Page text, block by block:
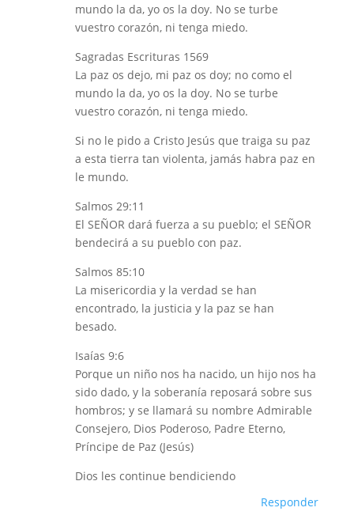
mundo la da, yo os la doy. No se turbe
vuestro corazón, ni tenga miedo.
Sagradas Escrituras 1569
La paz os dejo, mi paz os doy; no como el
mundo la da, yo os la doy. No se turbe
vuestro corazón, ni tenga miedo.
Si no le pido a Cristo Jesús que traiga su paz
a esta tierra tan violenta, jamás habra paz en
le mundo.
Salmos 29:11
El SEÑOR dará fuerza a su pueblo; el SEÑOR
bendecirá a su pueblo con paz.
Salmos 85:10
La misericordia y la verdad se han
encontrado, la justicia y la paz se han
besado.
Isaías 9:6
Porque un niño nos ha nacido, un hijo nos ha
sido dado, y la soberanía reposará sobre sus
hombros; y se llamará su nombre Admirable
Consejero, Dios Poderoso, Padre Eterno,
Príncipe de Paz (Jesús)
Dios les continue bendiciendo
Responder